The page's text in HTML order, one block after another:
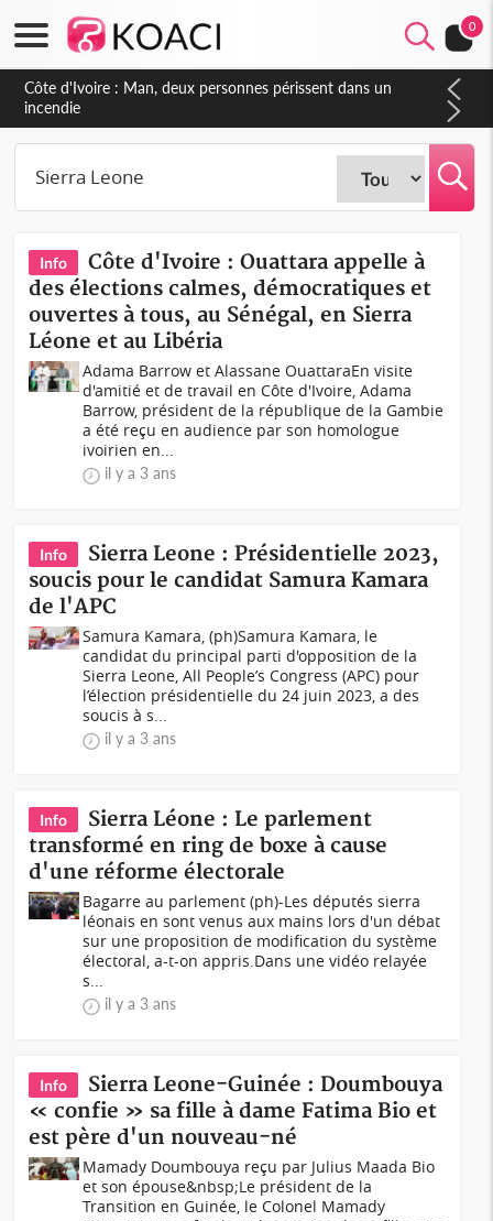
0
Côte d'Ivoire : Séileu, la célébration de la fête nationale
transformée en vaste campagne contre les produits
dépigmentants dangereux
Info
Côte d'Ivoire : Ouattara appelle à
des élections calmes, démocratiques et
ouvertes à tous, au Sénégal, en Sierra
Léone et au Libéria
Adama Barrow et Alassane OuattaraEn visite
d'amitié et de travail en Côte d'Ivoire, Adama
Barrow, président de la république de la Gambie
a été reçu en audience par son homologue
ivoirien en...
il y a 3 ans
Info
Sierra Leone : Présidentielle 2023,
soucis pour le candidat Samura Kamara
de l'APC
Samura Kamara, (ph)Samura Kamara, le
candidat du principal parti d'opposition de la
Sierra Leone, All People’s Congress (APC) pour
l’élection présidentielle du 24 juin 2023, a des
soucis à s...
il y a 3 ans
Info
Sierra Léone : Le parlement
transformé en ring de boxe à cause
d'une réforme électorale
Bagarre au parlement (ph)-Les députés sierra
léonais en sont venus aux mains lors d'un débat
sur une proposition de modification du système
électoral, a-t-on appris.Dans une vidéo relayée
s...
il y a 3 ans
Info
Sierra Leone-Guinée : Doumbouya
« confie » sa fille à dame Fatima Bio et
est père d'un nouveau-né
Mamady Doumbouya reçu par Julius Maada Bio
et son épouse&nbsp;Le président de la
Transition en Guinée, le Colonel Mamady